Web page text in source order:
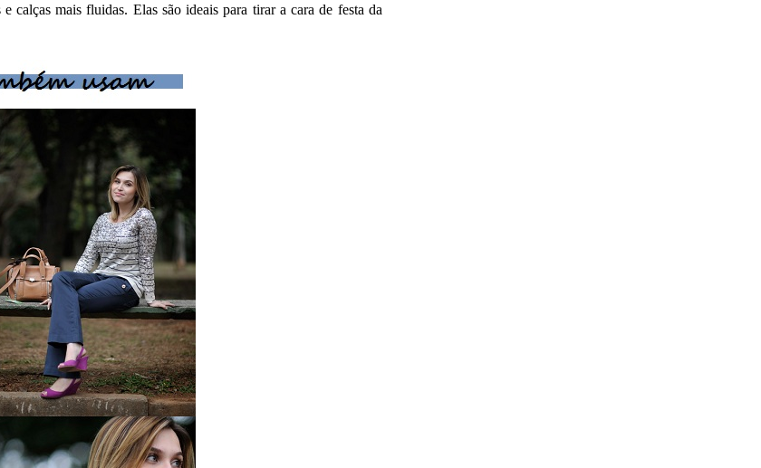
calças mais fluidas. Elas são ideais para tirar a cara de festa da